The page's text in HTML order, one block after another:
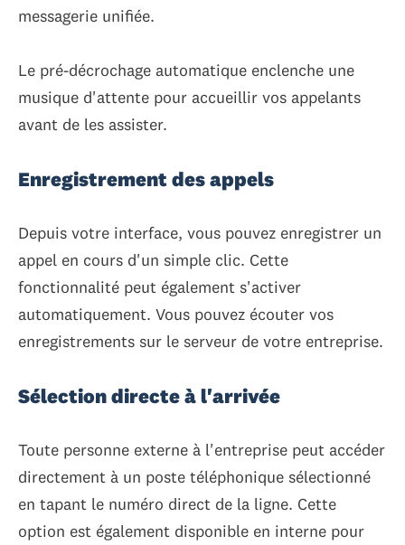
messagerie unifiée.
Le pré-décrochage automatique enclenche une
musique d'attente pour accueillir vos appelants
avant de les assister.
Enregistrement des appels
Depuis votre interface, vous pouvez enregistrer un
appel en cours d'un simple clic. Cette
fonctionnalité peut également s'activer
automatiquement. Vous pouvez écouter vos
enregistrements sur le serveur de votre entreprise.
Sélection directe à l'arrivée
Toute personne externe à l'entreprise peut accéder
directement à un poste téléphonique sélectionné
en tapant le numéro direct de la ligne. Cette
option est également disponible en interne pour